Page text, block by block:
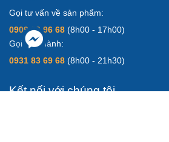
Gọi tư vấn về sản phẩm:
0909 69 96 68 (8h00 - 17h00)
Gọi bảo hành:
0931 83 69 68 (8h00 - 21h30)
Kết nối với chúng tôi